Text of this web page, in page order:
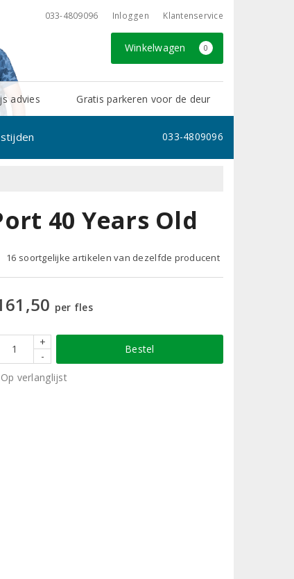
033-4809096 Inloggen Klantenservice
Winkelwagen 0
advies Gratis parkeren voor de deur
033-4809096
40 Years Old
16 soortgelijke artikelen van dezelfde producent
per fles
+
-
Bestel
Op verlanglijst